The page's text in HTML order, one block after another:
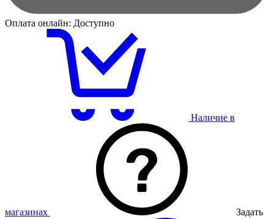
Оплата онлайн: Доступно
Наличие в
магазинах Задать